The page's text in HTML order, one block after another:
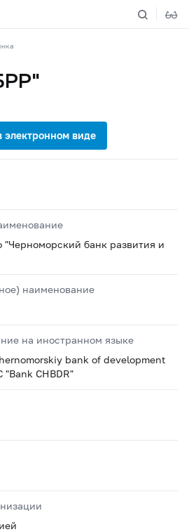
банк развития и
наименование
на иностранном языке
bank of development
CHBDR"